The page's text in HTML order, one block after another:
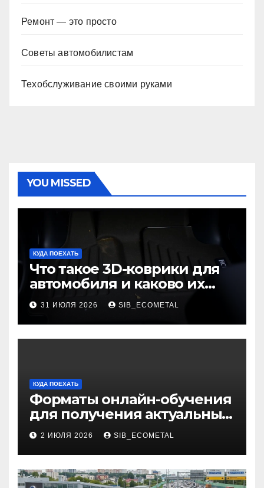
Ремонт — это просто
Советы автомобилистам
Техобслуживание своими руками
YOU MISSED
КУДА ПОЕХАТЬ
Что такое 3D-коврики для
автомобиля и каково их
основное назначение
31 ИЮЛЯ 2026 SIB_ECOMETAL
КУДА ПОЕХАТЬ
Форматы онлайн-обучения
для получения актуальных
профессий
2 ИЮЛЯ 2026 SIB_ECOMETAL